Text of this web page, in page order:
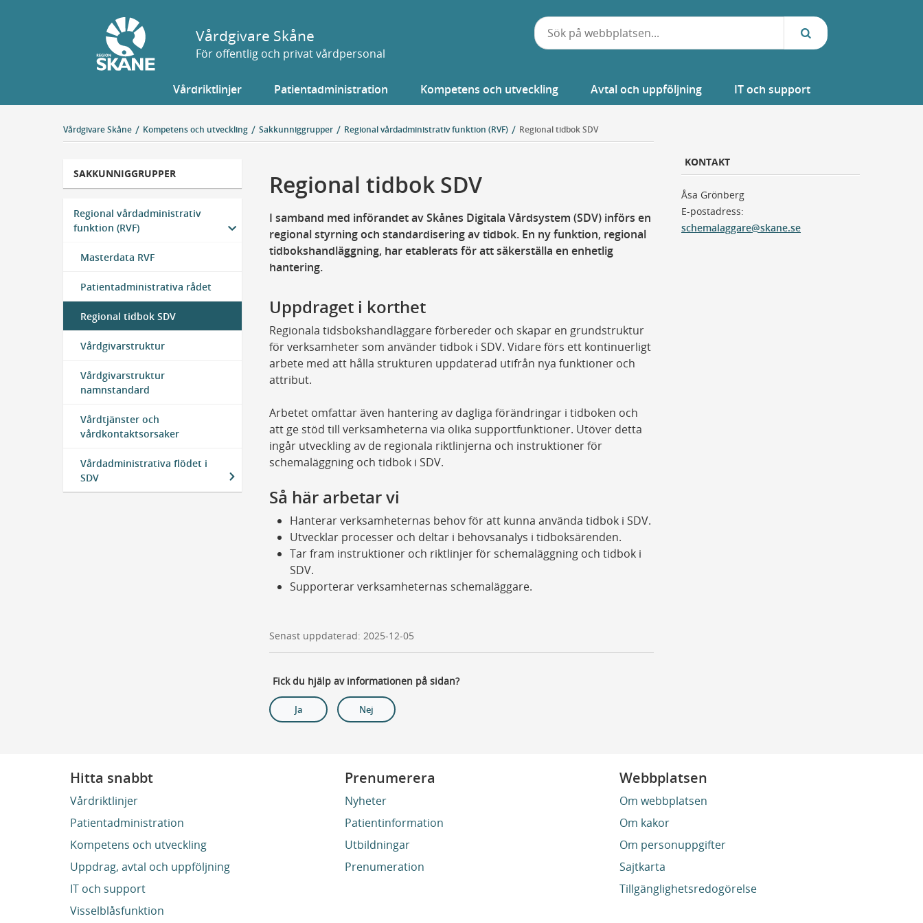
Vårdgivare Skåne
För offentlig och privat vårdpersonal
Vårdriktlinjer Patientadministration Kompetens och utveckling Avtal och uppföljning IT och support
Vårdgivare Skåne Kompetens och utveckling Sakkunniggrupper Regional vårdadministrativ funktion (RVF) Regional tidbok SDV
SAKKUNNIGGRUPPER
Regional vårdadministrativ
funktion (RVF)
Masterdata RVF
Patientadministrativa rådet
Regional tidbok SDV
Vårdgivarstruktur
Vårdgivarstruktur
namnstandard
Vårdtjänster och
vårdkontaktsorsaker
Vårdadministrativa flödet i ​
SDV
Regional tidbok SDV
I samband med införandet av Skånes Digitala Vårdsystem (SDV) införs en
regional styrning och standardisering av tidbok. En ny funktion, regional
tidbokshandläggning, har etablerats för att säkerställa en enhetlig
hantering.
Uppdraget i korthet
Regionala tidsbokshandläggare förbereder och skapar en grundstruktur
för verksamheter som använder tidbok i SDV. Vidare förs ett kontinuerligt
arbete med att hålla strukturen uppdaterad utifrån nya funktioner och
attribut.
Arbetet omfattar även hantering av dagliga förändringar i tidboken och
att ge stöd till verksamheterna via olika supportfunktioner. Utöver detta
ingår utveckling av de regionala riktlinjerna och instruktioner för
schemaläggning och tidbok i SDV.
Så här arbetar vi
Hanterar verksamheternas behov för att kunna använda tidbok i SDV.
Utvecklar processer och deltar i behovsanalys i tidboksärenden.
Tar fram instruktioner och riktlinjer för schemaläggning och tidbok i
SDV.
Supporterar verksamheternas schemaläggare.
Senast uppdaterad: 2025-12-05
Fick du hjälp av informationen på sidan?
Ja Nej
KONTAKT
Åsa Grönberg
E-postadress:
schemalaggare@skane.se
Hitta snabbt
Vårdriktlinjer
Patientadministration
Kompetens och utveckling
Uppdrag, avtal och uppföljning
IT och support
Visselblåsfunktion
Prenumerera
Nyheter
Patientinformation
Utbildningar
Prenumeration
Webbplatsen
Om webbplatsen
Om kakor
Om personuppgifter
Sajtkarta
Tillgänglighetsredogörelse